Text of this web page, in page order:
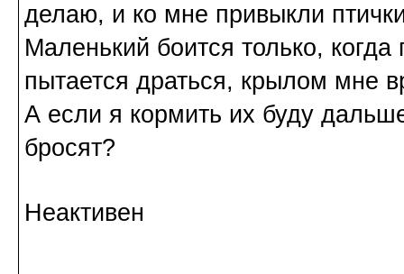
делаю, и ко мне привыкли
Маленький боится только, когда
пытается драться, крылом мне
А если я кормить их буду
бросят?
Неактивен